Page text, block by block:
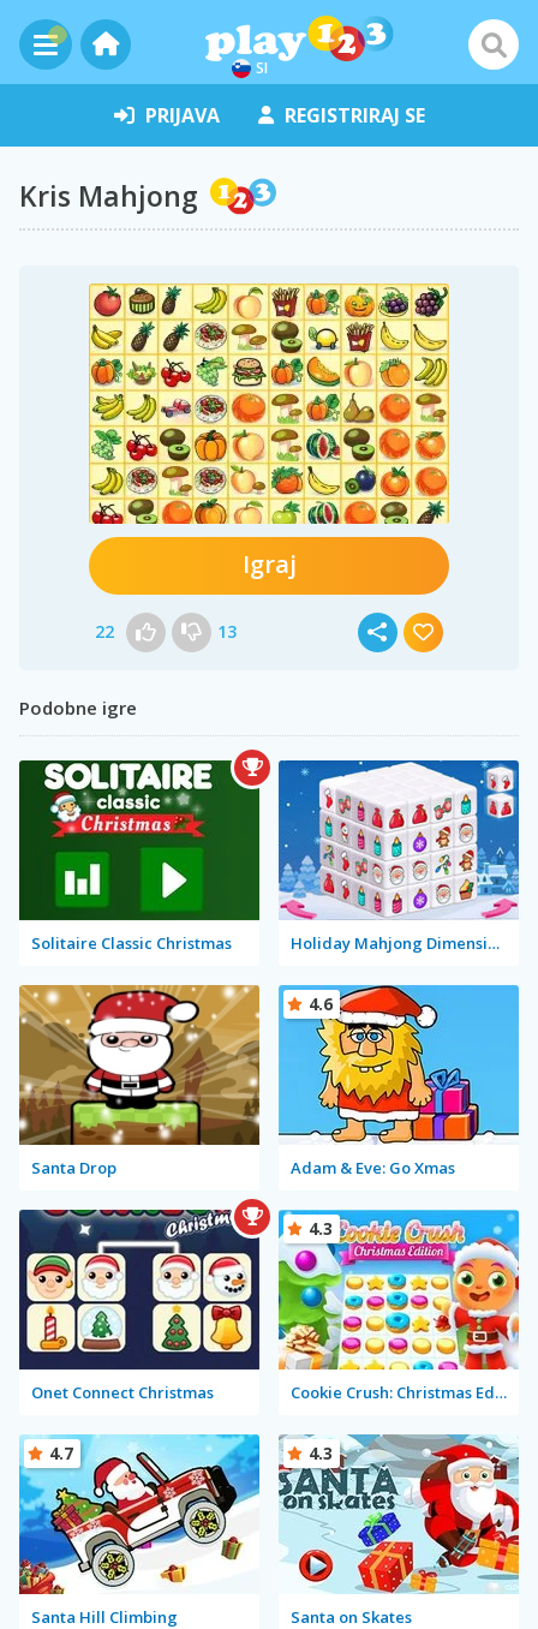
SI
PRIJAVA REGISTRIRAJ SE
Kris Mahjong
Igraj
22 13
Podobne igre
Solitaire Classic Christmas Holiday Mahjong Dimensions
Santa Drop Adam & Eve: Go Xmas
4.6
Onet Connect Christmas Cookie Crush: Christmas Edition
4.3
Santa Hill Climbing
4.7
Santa on Skates
4.3